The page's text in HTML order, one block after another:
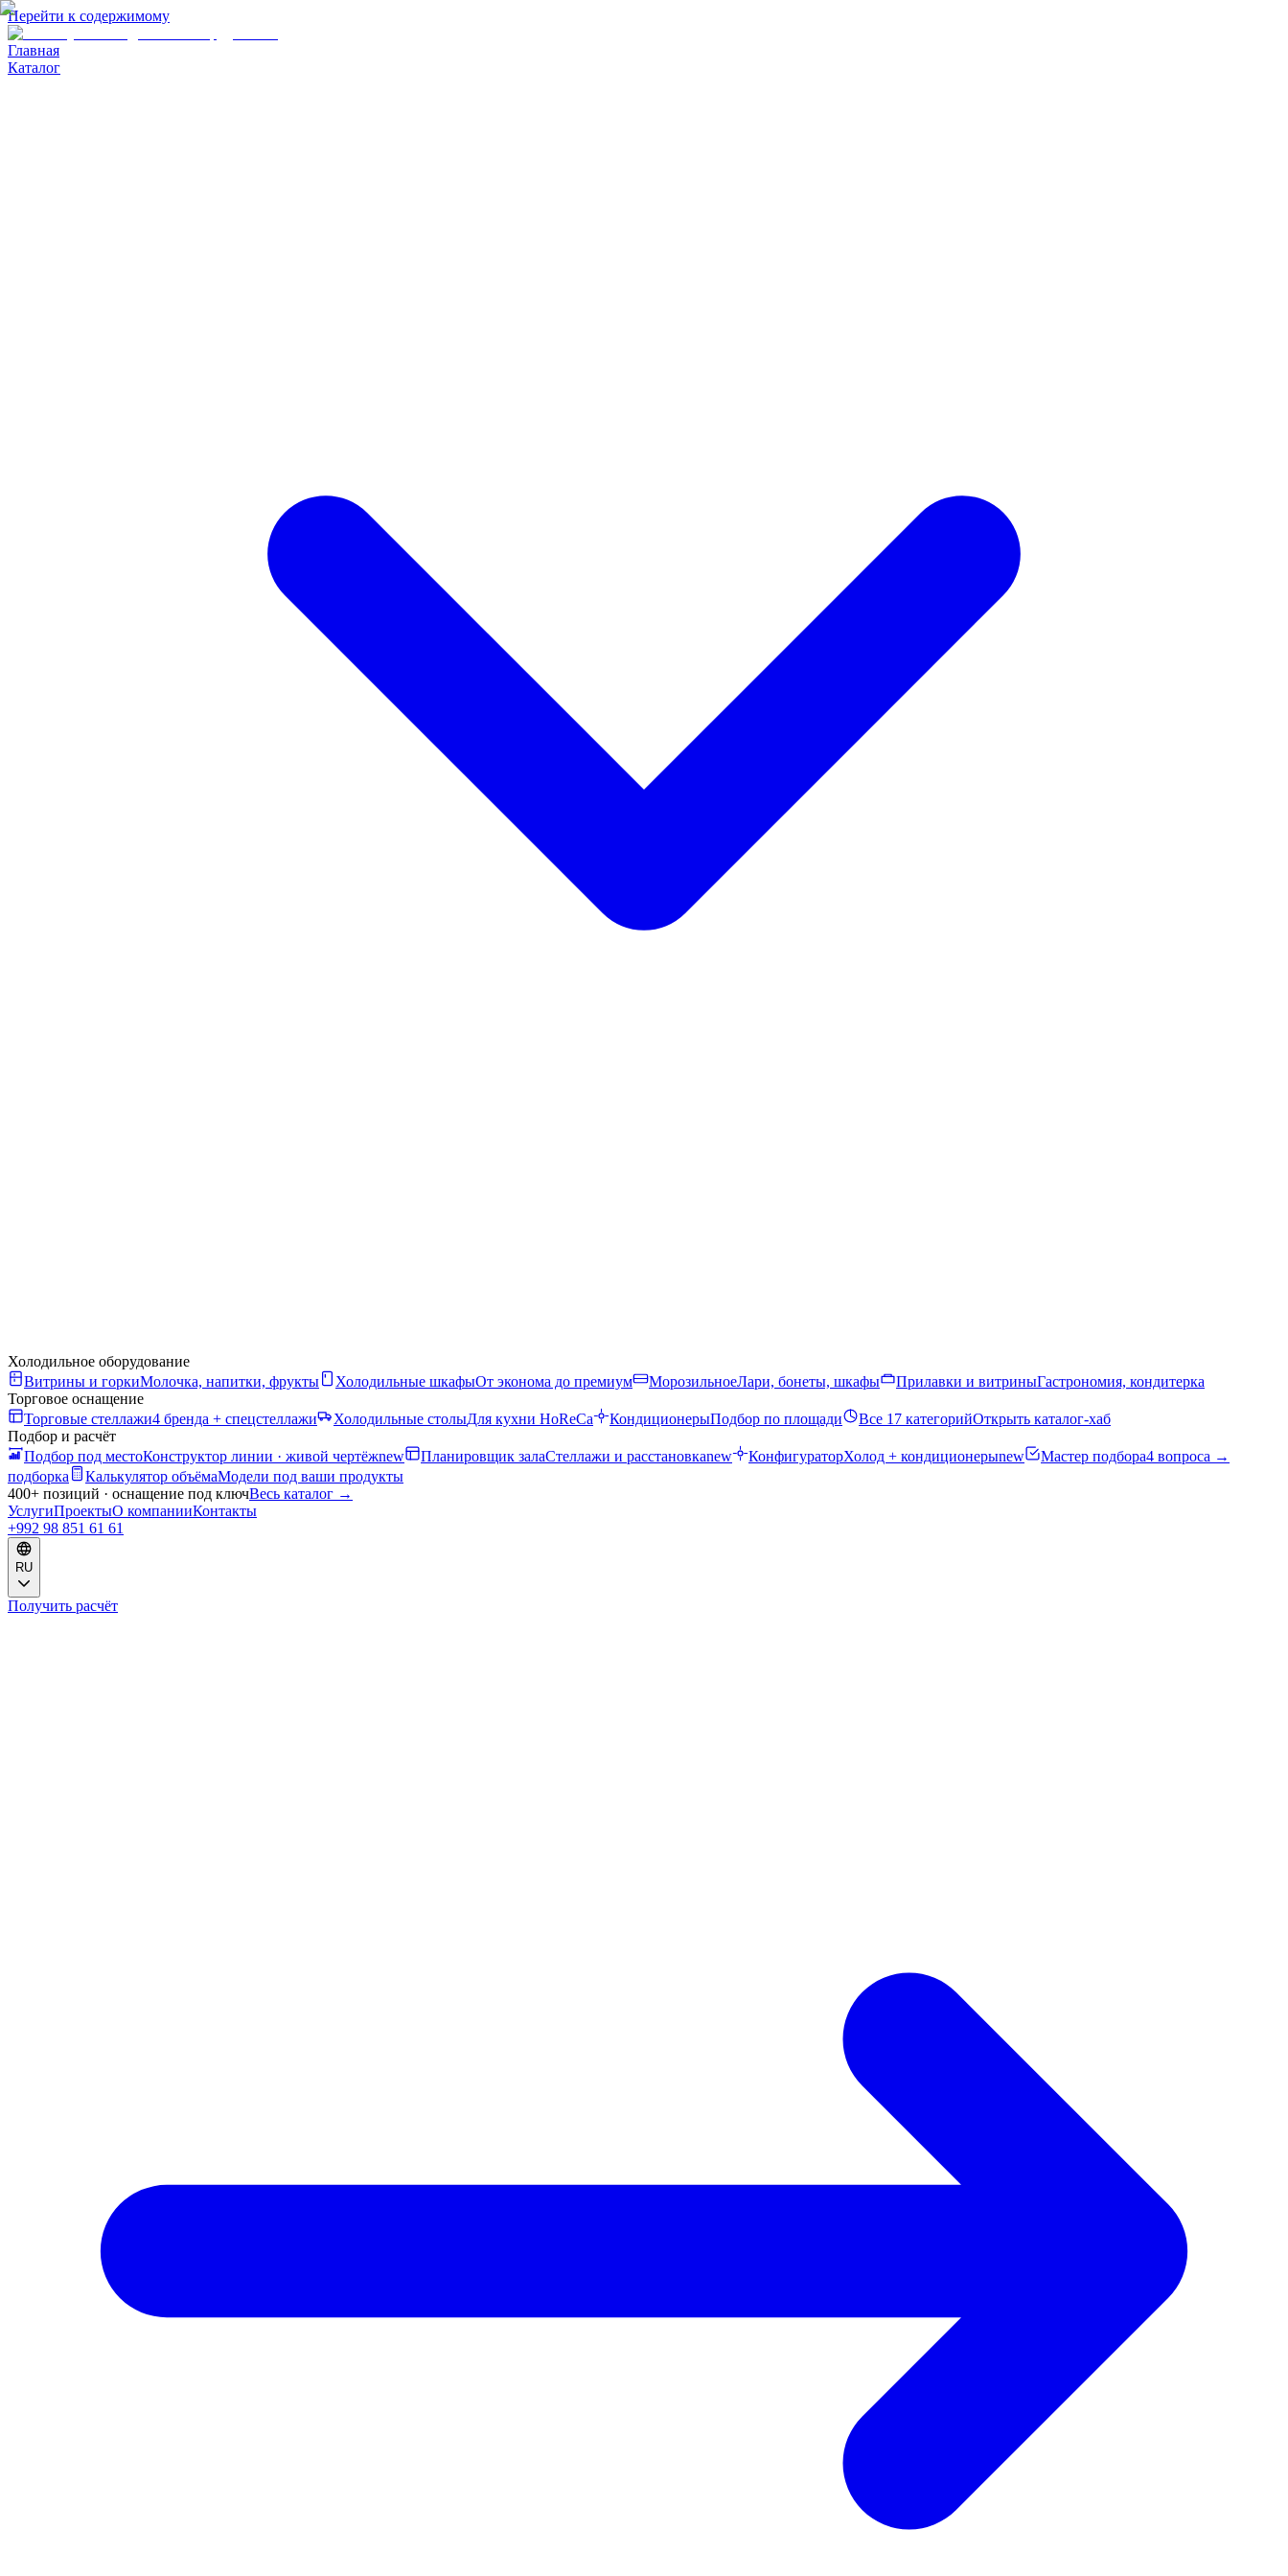
Перейти к содержимому
Главная
Каталог
Холодильное оборудование
Витрины и горкиМолочка, напитки, фрукты Холодильные шкафыОт эконома до премиум МорозильноеЛари, бонеты, шкафы Прилавки и витриныГастрономия, кондитерка
Торговое оснащение
Торговые стеллажи4 бренда + спецстеллажи Холодильные столыДля кухни HoReCa КондиционерыПодбор по площади Все 17 категорийОткрыть каталог-хаб
Подбор и расчёт
Подбор под местоКонструктор линии · живой чертёжnew Планировщик залаСтеллажи и расстановкаnew КонфигураторХолод + кондиционерыnew Мастер подбора4 вопроса →
подборка
Калькулятор объёмаМодели под ваши продукты
400+ позиций · оснащение под ключВесь каталог →
УслугиПроектыО компанииКонтакты
+992 98 851 61 61
RU
Получить расчёт